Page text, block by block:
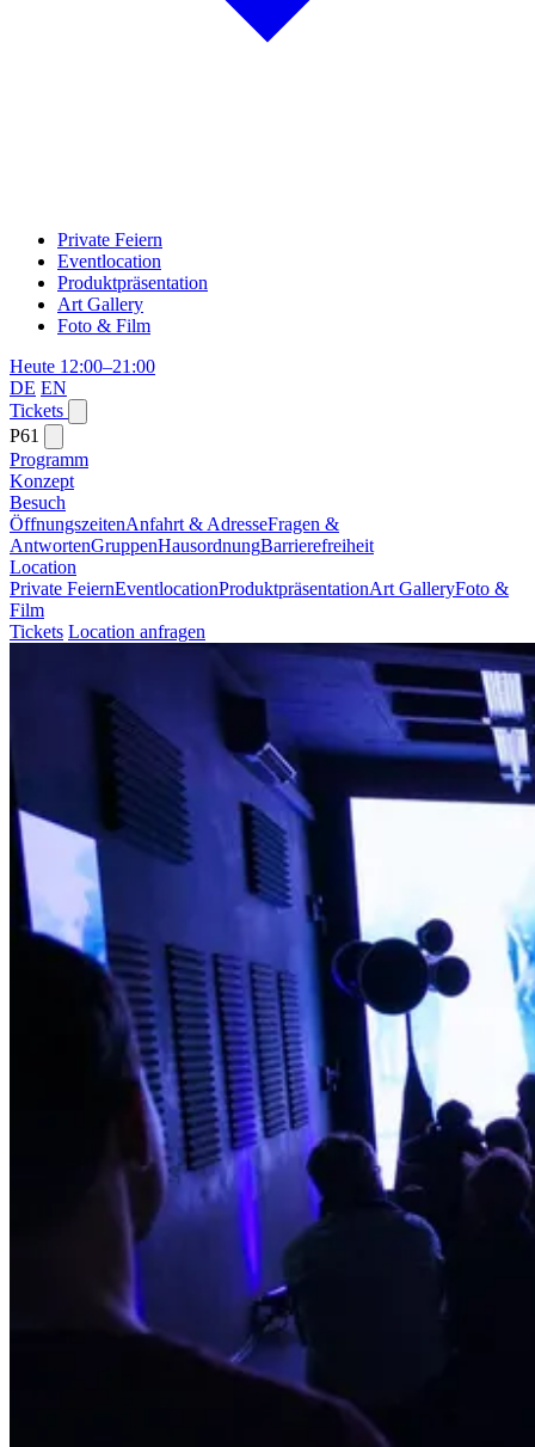
Private Feiern
Eventlocation
Produktpräsentation
Art Gallery
Foto & Film
Heute 12:00–21:00
DE EN
Tickets
P61
Programm
Konzept
Besuch
ÖffnungszeitenAnfahrt & AdresseFragen &
AntwortenGruppenHausordnungBarrierefreiheit
Location
Private FeiernEventlocationProduktpräsentationArt GalleryFoto &
Film
Tickets Location anfragen